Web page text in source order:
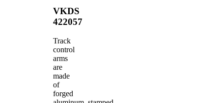
VKDS
422057
Track
control
arms
are
made
of
forged